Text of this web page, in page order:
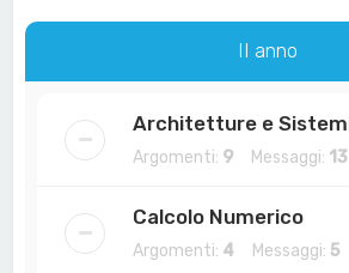
II anno
Architetture e
Argomenti: 9 Messaggi: 13
Calcolo Numerico
Argomenti: 4 Messaggi: 5